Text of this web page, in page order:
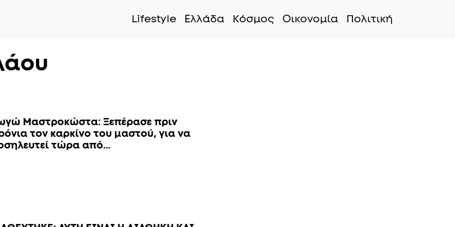
Lifestyle
Ελλάδα Κόσμος Οικονομία Πολιτική
Μαστροκώστα: Ξεπέρασε πριν
τον καρκίνο του μαστού, για να
τώρα από…